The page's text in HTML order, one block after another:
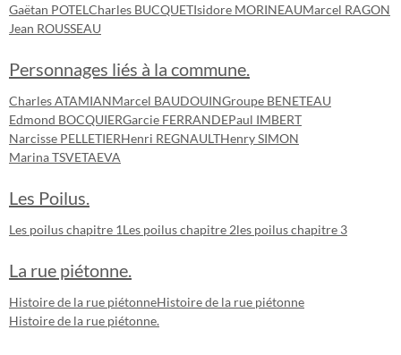
Gaëtan POTEL Charles BUCQUETIsidore MORINEAUMarcel RAGON
Jean ROUSSEAU
Personnages liés à la commune.
Charles ATAMIANMarcel BAUDOUINGroupe BENETEAU
Edmond BOCQUIERGarcie FERRANDEPaul IMBERT
Narcisse PELLETIERHenri REGNAULTHenry SIMON
Marina TSVETAEVA
Les Poilus.
Les poilus chapitre 1Les poilus chapitre 2les poilus chapitre 3
La rue piétonne.
Histoire de la rue piétonneHistoire de la rue piétonne
Histoire de la rue piétonne.